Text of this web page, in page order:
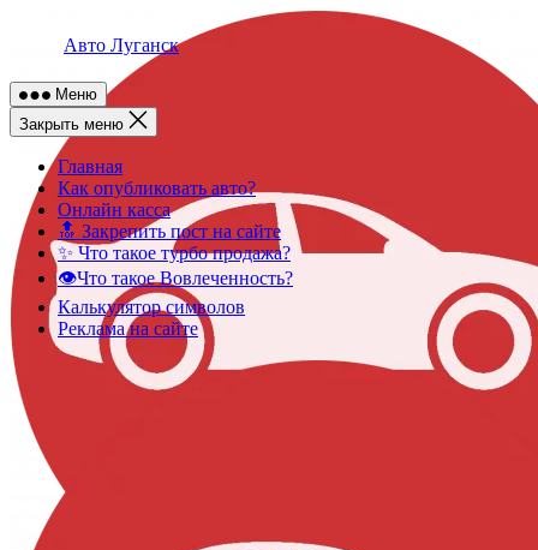
Авто Луганск
Меню
Закрыть меню
Главная
Как опубликовать авто?
Онлайн касса
🔝 Закрепить пост на сайте
✨ Что такое турбо продажа?
👁️Что такое Вовлеченность?
Калькулятор символов
Реклама на сайте